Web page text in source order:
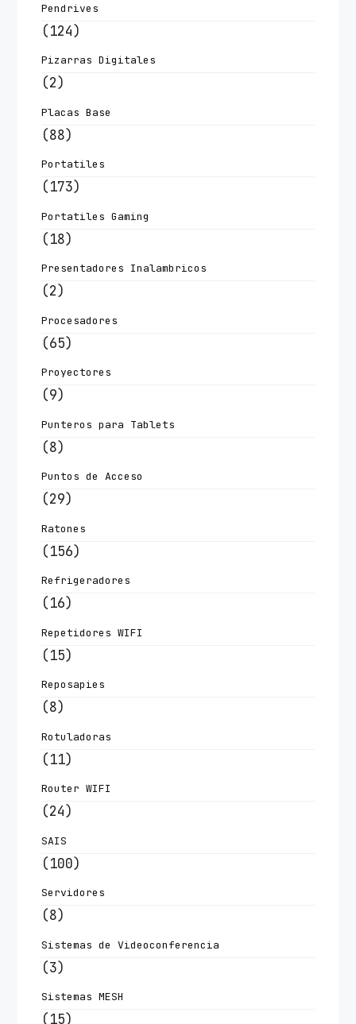
Pendrives
(124)
Pizarras Digitales
(2)
Placas Base
(88)
Portatiles
(173)
Portatiles Gaming
(18)
Presentadores Inalambricos
(2)
Procesadores
(65)
Proyectores
(9)
Punteros para Tablets
(8)
Puntos de Acceso
(29)
Ratones
(156)
Refrigeradores
(16)
Repetidores WIFI
(15)
Reposapies
(8)
Rotuladoras
(11)
Router WIFI
(24)
SAIS
(100)
Servidores
(8)
Sistemas de Videoconferencia
(3)
Sistemas MESH
(15)